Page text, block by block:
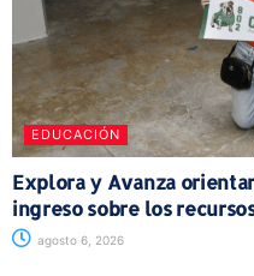
EDUCACIÓN
Explora y Avanza
ingreso sobre los
agosto 6, 2026